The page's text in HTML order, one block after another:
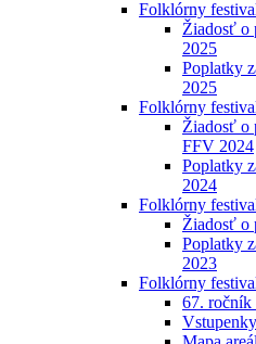
Folklórny
Žiadosť o
2025
Poplatky
2025
Folklórny
Žiadosť o
FFV 2024
Poplatky
2024
Folklórny
Žiadosť o
Poplatky
2023
Folklórny
67. ročník
Vstupenky